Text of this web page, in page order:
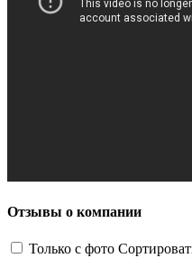
Отзывы о компании
Только с фото